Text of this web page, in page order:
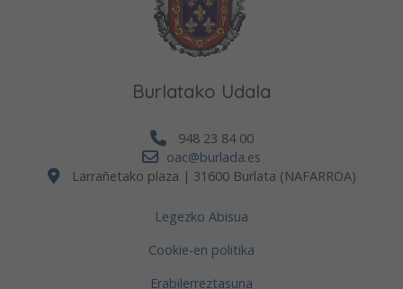
Burlatako Udala
948 23 84 00
oac@burlada.es
Larrañetako plaza | 31600 Burlata (NAFARROA)
Legezko Abisua
Cookie-en politika
Erabilerreztasuna